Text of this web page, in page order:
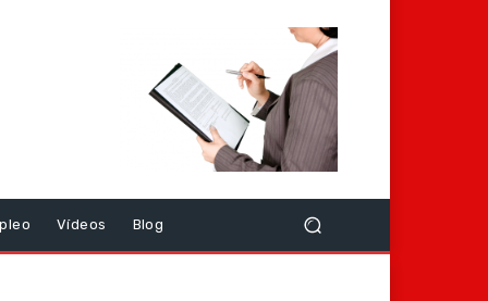
Vídeos Blog